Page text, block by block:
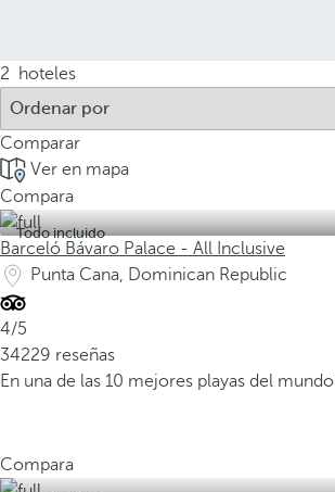
2 hoteles
Comparar
Ver en mapa
Compara
Todo incluido
Barceló Bávaro Palace - All Inclusive
Punta Cana, Dominican Republic
4/5
34229 reseñas
En una de las 10 mejores playas del mundo
Compara